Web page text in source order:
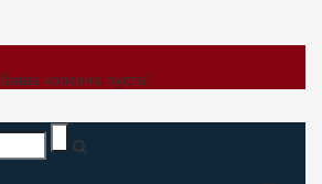
Ваша корзина пуста!